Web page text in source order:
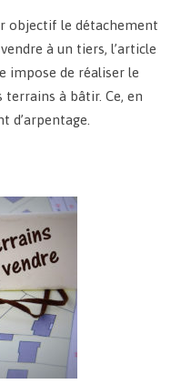
objectif le détachement
à un tiers, l’article
impose de réaliser le
à bâtir. Ce, en
d’arpentage.